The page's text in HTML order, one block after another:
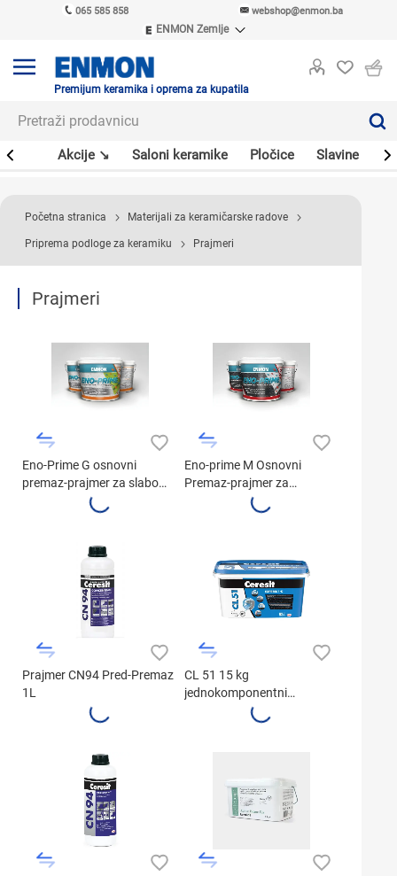
065 585 858 webshop@enmon.ba
ENMON Zemlje
ENMON MKD
Premijum keramika i oprema za kupatila
Akcije ↘ Saloni keramike Pločice Slavine
Početna stranica Materijali za keramičarske radove
Priprema podloge za keramiku Prajmeri
Prajmeri
Eno-Prime G osnovni
premaz-prajmer za slabo
upojne površine (1kg)
Eno-prime M Osnovni
Premaz-prajmer za
Mineralne Površine (1kg)
Prajmer CN94 Pred-Premaz
1L
CL 51 15 kg
jednokomponentni
hidroizolacioni premaz